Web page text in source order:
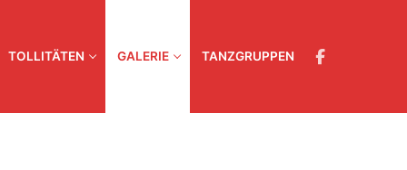
TOLLITÄTEN GALERIE TANZGRUPPEN